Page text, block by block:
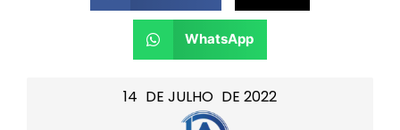
14 DE JULHO DE 2022
WhatsApp